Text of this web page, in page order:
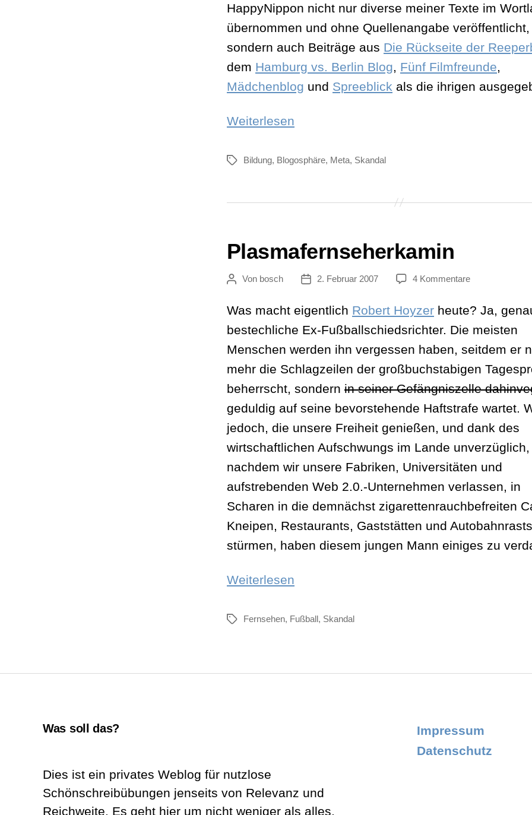
HappyNippon nicht nur diverse meiner Texte im
übernommen und ohne Quellenangabe veröffentlicht,
sondern auch Beiträge aus Die Rückseite der
dem Hamburg vs. Berlin Blog Fünf Filmfreunde
Mädchenblog und Spreeblick als die ihrigen
Weiterlesen
von
Schlagwörter
Bildung, Blogosphäre, Meta, Skandal
Plasmafernseherkamin
Beitragsautor
Von bosch Veröffentlichungsdatum
2. Februar 2007 4 Kommentarezu
Was macht eigentlich Robert Hoyzer heute? Ja,
bestechliche Ex-Fußballschiedsrichter. Die meisten
Menschen werden ihn vergessen haben, seitdem er
mehr die Schlagzeilen der großbuchstabigen
beherrscht, sondern in seiner Gefängniszelle
geduldig auf seine bevorstehende Haftstrafe wartet.
jedoch, die unsere Freiheit genießen, und dank des
wirtschaftlichen Aufschwungs im Lande unverzüglich,
nachdem wir unsere Fabriken, Universitäten und
aufstrebenden Web 2.0.-Unternehmen verlassen, in
Scharen in die demnächst zigarettenrauchbefreiten
Kneipen, Restaurants, Gaststätten und
stürmen, haben diesem jungen Mann einiges zu
Weiterlesen
Schlagwörter
Fernsehen, Fußball, Skandal
Was soll das?
Dies ist ein privates Weblog für nutzlose
Schönschreibübungen jenseits von Relevanz und
Reichweite. Es geht hier um nicht weniger als alles.
Impressum
Datenschutz